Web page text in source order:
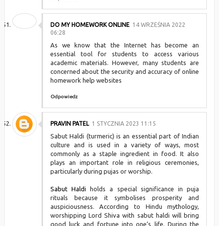
DO MY HOMEWORK ONLINE 14 WRZEŚNIA 2022
06:28
As we know that the Internet has become an
essential tool for students to access various
academic materials. However, many students are
concerned about the security and accuracy of online
homework help websites
Odpowiedz
PRAVIN PATEL 1 STYCZNIA 2023 11:15
Sabut Haldi (turmeric) is an essential part of Indian
culture and is used in a variety of ways, most
commonly as a staple ingredient in food. It also
plays an important role in religious ceremonies,
particularly during pujas or worship.
Sabut Haldi holds a special significance in puja
rituals because it symbolises prosperity and
auspiciousness. According to Hindu mythology,
worshipping Lord Shiva with sabut haldi will bring
good luck and fortune into one’s life. During the